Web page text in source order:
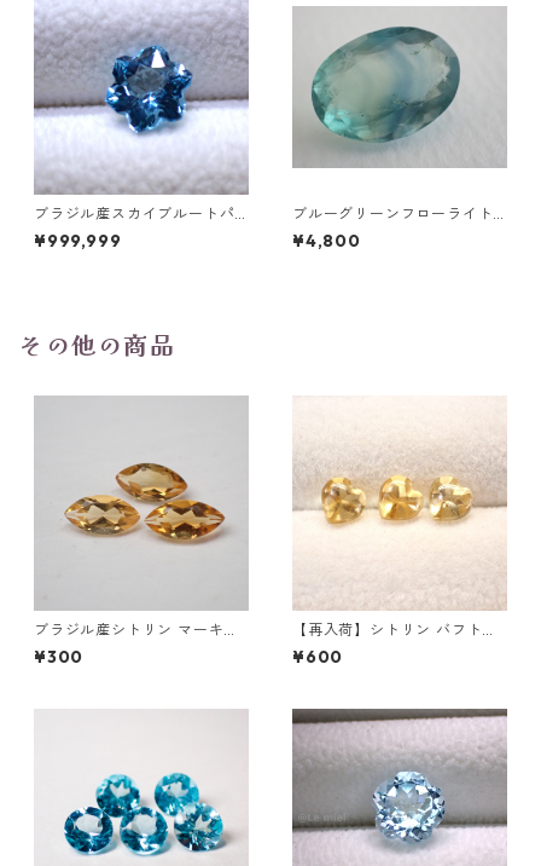
ブラジル産スカイブルートパ
ーズ スノーフレークカットル
ース 1.5ct 7.0mm*7.0mm*4.
¥999,999
ブルーグリーンフローライト
オーバルカットルース 10.2ct
15.4mm*11.1mm*8.0mm
¥4,800
その他の商品
ブラジル産シトリン マーキス
カットルース 5mm*2.5mm
¥300
【再入荷】シトリン バフトッ
プハートシェイプカットルー
ス 0.4ct前後 5mm
¥600